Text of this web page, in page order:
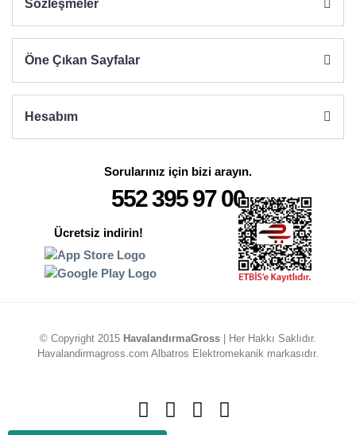
Sözleşmeler
Öne Çıkan Sayfalar
Hesabım
Sorularınız için bizi arayın.
552 395 97 00
Ücretsiz indirin!
© Copyright 2015 HavalandırmaGross | Her Hakkı Saklıdır.
Havalandirmagross.com Albatros Elektromekanik markasıdır.